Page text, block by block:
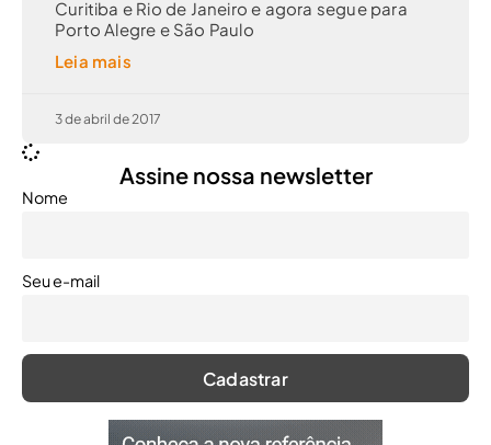
Curitiba e Rio de Janeiro e agora segue para
Porto Alegre e São Paulo
Leia mais
3 de abril de 2017
Assine nossa newsletter
Nome
Seu e-mail